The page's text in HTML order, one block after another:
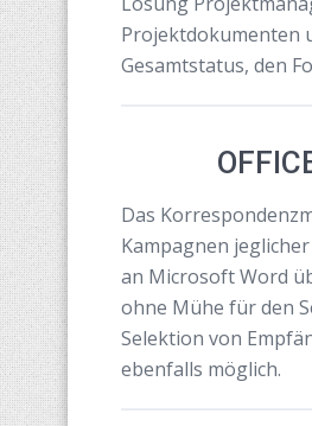
Projektdokumenten
Gesamtstatus, den
Das
Kampagnen
an Microsoft Word
ohne Mühe für den
Selektion von
ebenfalls möglich.